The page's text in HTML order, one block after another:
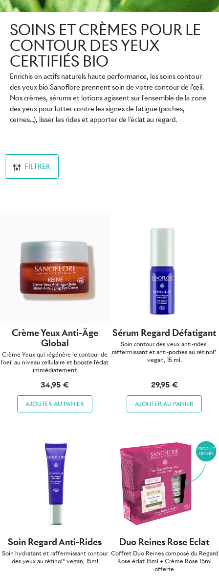
SOINS ET CRÈMES POUR LE
CONTOUR DES YEUX
CERTIFIÉS BIO
Enrichis en actifs naturels haute performance, les soins contour
des yeux bio Sanoflore prennent soin de votre contour de l'œil.
Nos crèmes, sérums et lotions agissent sur l'ensemble de la zone
des yeux pour lutter contre les signes de fatigue (poches,
cernes...), lisser les rides et apporter de l'éclat au regard.
FILTRER
Crème Yeux Anti-Âge
Global
Crème Yeux qui régénère le contour de
l'oeil au niveau cellulaire et booste l'éclat
immédiatement
34,95 €
AJOUTER AU PANIER
Sérum Regard Défatigant
Soin contour des yeux anti-rides,
raffermissant et anti-poches au rétinol*
vegan, 15 ml.
29,95 €
AJOUTER AU PANIER
Soin Regard Anti-Rides
Soin hydratant et raffermissant contour
des yeux au rétinol* vegan, 15ml
Duo Reines Rose Eclat
Coffret Duo Reines composé du Regard
Rose éclat 15ml + Crème Rose 15ml
offerte